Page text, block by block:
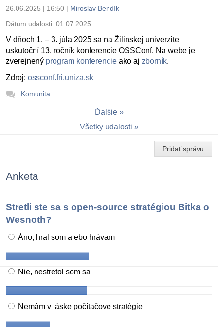
26.06.2025 | 16:50 | Miroslav Bendík
Dátum udalosti: 01.07.2025
V dňoch 1. – 3. júla 2025 sa na Žilinskej univerzite
uskutoční 13. ročník konferencie OSSConf. Na webe je
zverejnený program konferencie ako aj zborník.
Zdroj: ossconf.fri.uniza.sk
| Komunita
Ďalšie
Všetky udalosti
Pridať správu
Anketa
Stretli ste sa s open-source stratégiou Bitka o
Wesnoth?
Áno, hral som alebo hrávam
Nie, nestretol som sa
Nemám v láske počítačové stratégie